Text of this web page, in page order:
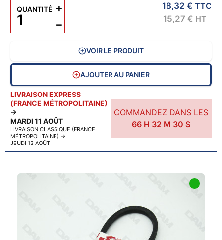
LIVRAISON EXPRESS
(FRANCE MÉTROPOLITAINE)
→
MARDI 11 AOÛT
LIVRAISON CLASSIQUE (FRANCE
MÉTROPOLITAINE) →
JEUDI 13 AOÛT
COMMANDEZ DANS LES
66 H 32 M 29 S
18,32 € TTC
15,27 € HT
QUANTITÉ
−
+
VOIR LE PRODUIT
AJOUTER AU PANIER